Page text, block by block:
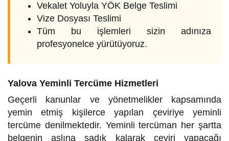
Vekalet Yoluyla YÖK Belge Teslimi
Vize Dosyası Teslimi
Tüm bu işlemleri sizin adınıza
profesyonelce yürütüyoruz.
Yalova Yeminli Tercüme Hizmetleri
Geçerli kanunlar ve yönetmelikler kapsamında
yemin etmiş kişilerce yapılan çeviriye yeminli
tercüme denilmektedir. Yeminli tercüman her şartta
belgenin aslına sadık kalarak çeviri yapacağı